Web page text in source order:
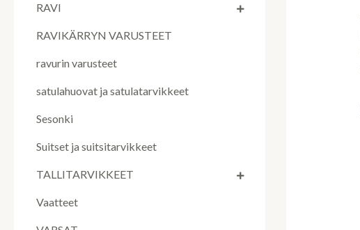
RAVI
RAVIKÄRRYN VARUSTEET
ravurin varusteet
satulahuovat ja satulatarvikkeet
Sesonki
Suitset ja suitsitarvikkeet
TALLITARVIKKEET
Vaatteet